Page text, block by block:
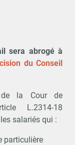
sera abrogé à
du Conseil
de la Cour de
L.2314-18
salariés qui :
particulière